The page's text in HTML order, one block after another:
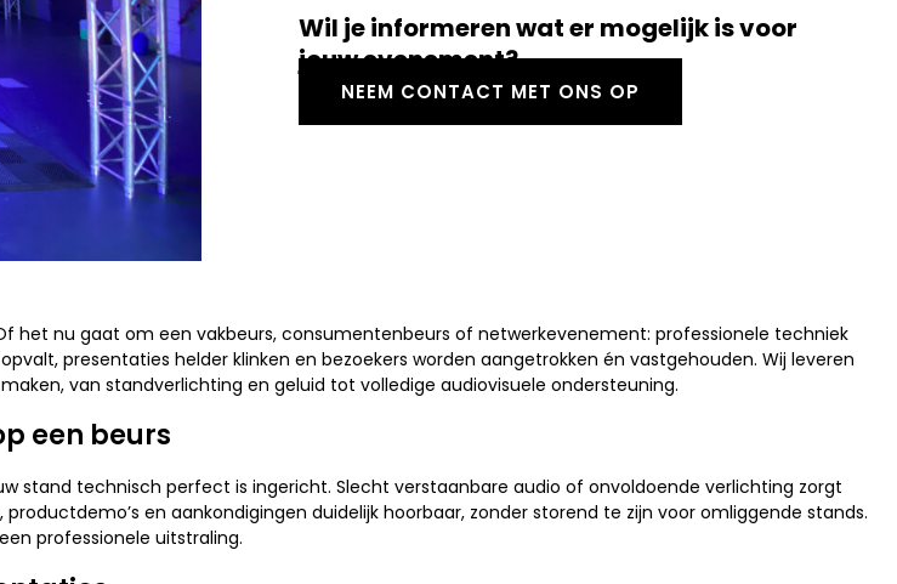
Wil je informeren wat er mogelijk is voor
jouw evenement?
NEEM CONTACT MET ONS OP
het nu gaat om een vakbeurs, consumentenbeurs of netwerkevenement: professionele techniek
presentaties helder klinken en bezoekers worden aangetrokken én vastgehouden. Wij leveren
van standverlichting en geluid tot volledige audiovisuele ondersteuning.
een beurs
stand technisch perfect is ingericht. Slecht verstaanbare audio of onvoldoende verlichting zorgt
en aankondigingen duidelijk hoorbaar, zonder storend te zijn voor omliggende stands.
professionele uitstraling.